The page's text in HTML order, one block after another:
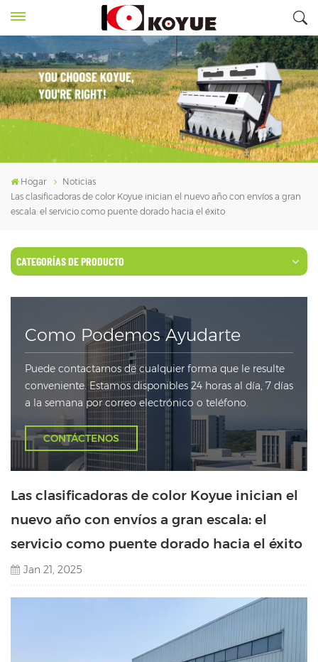
Hogar
Noticias
Las clasificadoras de color Koyue inician el nuevo año con envíos a gran
escala: el servicio como puente dorado hacia el éxito
CATEGORÍAS DE PRODUCTO
Como Podemos Ayudarte
Puede contactarnos de cualquier forma que le resulte
conveniente. Estamos disponibles 24 horas al día, 7 días
a la semana por correo electrónico o teléfono.
CONTÁCTENOS
Las clasificadoras de color Koyue inician el
nuevo año con envíos a gran escala: el
servicio como puente dorado hacia el éxito
Jan 21, 2025